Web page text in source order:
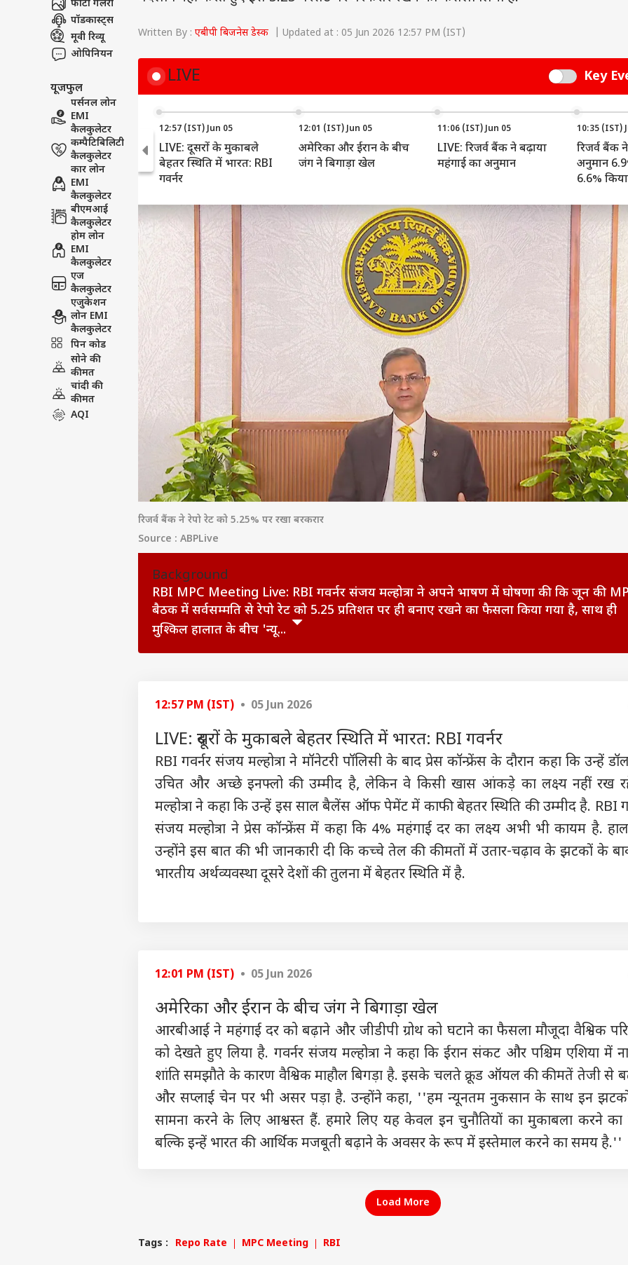
फोटो गैलरी
पॉडकास्ट्स
मूवी रिव्यू
ओपिनियन
यूजफुल
पर्सनल लोन
EMI
कैलकुलेटर
कम्पैटिबिलिटी
कैलकुलेटर
कार लोन
EMI
कैलकुलेटर
बीएमआई
कैलकुलेटर
होम लोन
EMI
कैलकुलेटर
एज
कैलकुलेटर
एजुकेशन
लोन EMI
कैलकुलेटर
पिन कोड
सोने की
कीमत
चांदी की
कीमत
AQI
Written By : एबीपी बिजनेस डेस्क | Updated at : 05 Jun 2026 12:57 PM (IST)
LIVE Key
12:57 (IST) Jun 05
LIVE: दूसरों के मुकाबले
बेहतर स्थिति में भारत: RBI
गवर्नर
12:01 (IST) Jun 05
अमेरिका और ईरान के बीच
जंग ने बिगाड़ा खेल
11:06 (IST) Jun 05
LIVE: रिजर्व बैंक ने बढ़ाया
महंगाई का अनुमान
10:35 (IST)
रिजर्व बैंक ने
अनुमान
6.6% किया
रिजर्व बैंक ने रेपो रेट को 5.25% पर रखा बरकरार
Source : ABPLive
Background
RBI MPC Meeting Live: RBI गवर्नर संजय मल्होत्रा ​​ने अपने भाषण में घोषणा की कि जून की
बैठक में सर्वसम्मति से रेपो रेट को 5.25 प्रतिशत पर ही बनाए रखने का फैसला किया गया है, साथ ही
मुश्किल हालात के बीच 'न्यू...
12:57 PM (IST) • 05 Jun 2026
LIVE: दूसरों के मुकाबले बेहतर स्थिति में भारत: RBI गवर्नर
RBI गवर्नर संजय मल्होत्रा ​​ने मॉनेटरी पॉलिसी के बाद प्रेस कॉन्फ्रेंस के दौरान कहा कि उन्हें
उचित और अच्छे इनफ्लो की उम्मीद है, लेकिन वे किसी खास आंकड़े का लक्ष्य नहीं रख
मल्होत्रा ​​ने कहा कि उन्हें इस साल बैलेंस ऑफ पेमेंट में काफी बेहतर स्थिति की उम्मीद है. RBI
संजय मल्होत्रा ​​ने प्रेस कॉन्फ्रेंस में कहा कि 4% महंगाई दर का लक्ष्य अभी भी कायम है.
उन्होंने इस बात की भी जानकारी दी कि कच्चे तेल की कीमतों में उतार-चढ़ाव के झटकों के
भारतीय अर्थव्यवस्था दूसरे देशों की तुलना में बेहतर स्थिति में है.
12:01 PM (IST) • 05 Jun 2026
अमेरिका और ईरान के बीच जंग ने बिगाड़ा खेल
आरबीआई ने महंगाई दर को बढ़ाने और जीडीपी ग्रोथ को घटाने का फैसला मौजूदा वैश्विक
को देखते हुए लिया है. गवर्नर संजय मल्होत्रा ने कहा कि ईरान संकट और पश्चिम एशिया में
शांति समझौते के कारण वैश्विक माहौल बिगड़ा है. इसके चलते क्रूड ऑयल की कीमतें तेजी से
और सप्लाई चेन पर भी असर पड़ा है. उन्होंने कहा, ''हम न्यूनतम नुकसान के साथ इन
सामना करने के लिए आश्वस्त हैं. हमारे लिए यह केवल इन चुनौतियों का मुकाबला करने का
बल्कि इन्हें भारत की आर्थिक मजबूती बढ़ाने के अवसर के रूप में इस्तेमाल करने का समय है.''
Load More
Tags : Repo Rate MPC Meeting RBI
हॅलो गेस्ट
एडवर्टाइज विथ अस
प्राइवेसी पॉलिसी
कॉन्टैक्ट अस
सेंड फीडबैक
अबाउट अस
करियर्स
LOGIN
टॉप आर्टिकल्स टॉप रील्स
इंडिया
राहुल गांधी को BJP में कौन
'हैलो अंकल...'
इंडिया
सरकार की कमी, पैलेट गन,
6% शिक्षा बजट..., Gen Z
के सामने मोहन भागवत का
उत्तर प्रदेश और उत्तराखंड
कांवड़ियों पर टिप्पणी को
लेकर साजिद रशीदी पर
ओटीटी
को ओटीटी पर साउथ की 7
'लेनिन' समेत और कौन
इंडिया
को